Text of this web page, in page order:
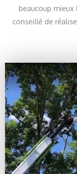
beaucoup
conseillé de